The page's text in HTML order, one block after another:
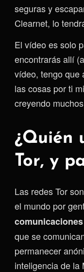
seguras y
Clearnet, lo
El vídeo es solo
encontrarás allí
vídeo, tengo que
las cosas por ti
creyendo
¿Quién
Tor, y
Las redes Tor
el mundo por
que se
permanecer
inteligencia de la